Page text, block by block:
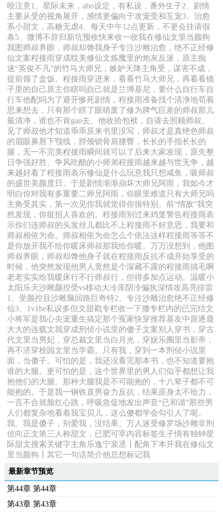
咬注意1、星际未来，abo设定，有私设，番外生子2、剧情
主要从受的视角展开，感情更偏向于攻宠受和互宠3、治愈
系小甜文，高糖无虐4、每天中午12点更新，不更会挂请假
条5、微博不辞归新坑预收快来收一收我在修仙文里当颜狗
我图师叔养眼，师叔却馋我身子专注沙雕治愈，绝不正经修
仙文案程接雨穿成耽美修仙文炼魔里的炮灰反派，原主痴
迷“英俊不凡”的竹马大师兄，嫉妒天降主角受，谋害不成，
提前领了盒饭。程接雨穿进来，看看竹马大师兄，再看看镜
子里的自己原主你瞎吗自己就是兰博基尼，要什么自行车自
行车他配吗为了避开惨死剧情，程接雨准备找个清净地苟着
思来想去，只有那个瞎了眼睛废了修为脾气巨差的师叔那儿
最清净，谁也不肯gan去。他收拾包袱，自请去照顾师叔。
见了师叔他才知道乖乖原来书里没写，师叔才是真绝色师叔
的眉眼鼻唇下颚线，脖颈锁骨肩腰臀，长长的手指长长的
腿，无一不完美程接雨瞬间就可以了后来大家发现，原先整
日争强好胜、争风吃醋的小师弟程接雨越来越与世无争，越
来越好看了程接雨表示修仙是什么玩意我只想咸鱼，吸师叔
的盛世美颜度日。于是剧情渐渐崩坏大师兄阿雨，我如今才
明白你对我有多重要二师兄阿雨，你眼里难道只有大师兄吗
主角受其实，第一次见你我就觉得你很特别。前“情敌”我突
然发现，你挺招人喜欢的。程接雨别过来鸡笼警告程接雨表
示你们连师叔的头发丝儿都比不上程接雨不好意思，我要和
师叔相依为命。师叔相依为命怎么个依法这样程接雨等等不
是你放开我不给你暖床师叔那我给你暖。万万没想到，他图
师叔养眼，师叔却馋他身子就在程接雨反抗不成开始享受的
时候，他突然发现他男人竟然是个深藏不露的程接雨搞毛啊
老老实实给我暖床行不行师叔行，但得多加点运动。温暖小
太阳乐天沙雕颜控受vs移动大冷库阴冷偏执深情攻高亮排雷
1、受颜控且沙雕脑回路巨奇特2、专注沙雕治愈绝不正经修
仙3、1v1he私设多但文甜戳专栏收一下撒专栏内的已完结文
小将军是我心尖宠重生搞定那个冤家快穿推荐基友中原逐鹿
大大的连载文我穿成刑侦小说里的傻子文案别人穿书，穿古
代文里当男妃，穿总裁文里当白月光，穿娱乐圈里当影帝，
再不济穿校园文里当学霸。只有我，穿到一本刑侦小说里
面，当傻子。可怕的是，我还没看完那本书，也不知道要抱
谁的大腿。更可怕的是，这个世界里的男人们似乎都想让我
抱他们的大腿。那种大腿我是不可能抱的，十八辈子都不可
能抱的。于是我一钢铁直男奋力反抗，结果原身太不给力，
一言不合就脸红心跳，呼吸急促地发出声音“已和谐”那些男
人们都复杂地看着我宝贝儿，这么傻都学会勾引人了呢。
我。我是傻子，别爱我，没结果。万人迷受修罗场沙雕非刑
侦向正文第三人称甜文，已肥可宰内容标签生子情有独钟星
际甜文搜索关键字主角乐逸宁裴丞┃配角下本开我在修仙文
里当颜狗┃其它一句话简介他总想标记我
最新章节预览
第44章 第44章
第43章 第43章